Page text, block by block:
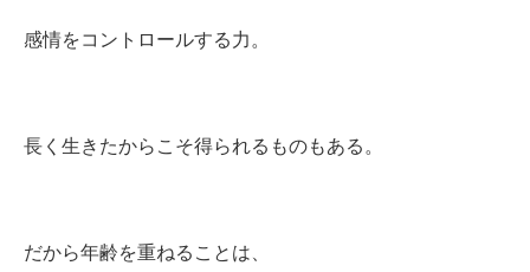
感情をコントロールする力。
長く生きたからこそ得られるものもある。
だから年齢を重ねることは、